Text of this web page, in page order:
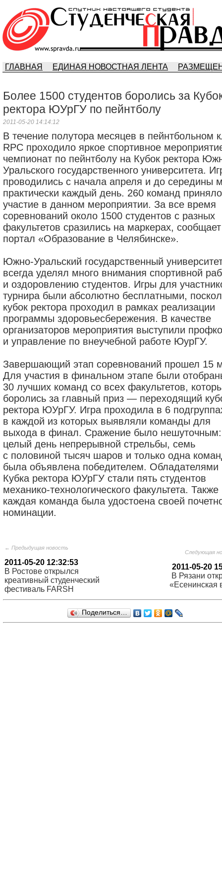
ГЛАВНАЯ ЕДИНАЯ НОВОСТНАЯ ЛЕНТА
Более 1500 студентов боролись за
ректора ЮУрГУ по пейнтболу
2011-05-20 14:14:12
В течение полутора месяцев в пейнтбольном
RPC проходило яркое спортивное
чемпионат по пейнтболу на Кубок ректора
Уральского государственного университета.
проводились с начала апреля и до середины
практически каждый день. 260 команд приняло
участие в данном мероприятии. За все время
соревнований около 1500 студентов с разных
факультетов сразились на маркерах, сообщает
портал «Образование в Челябинске».
Южно-Уральский государственный
всегда уделял много внимания спортивной
и оздоровлению студентов. Игры для
турнира были абсолютно бесплатными,
кубок ректора проходил в рамках реализации
программы здоровьесбережения. В качестве
организаторов мероприятия выступили
и управление по внеучебной работе ЮурГУ.
Завершающий этап соревнований прошел 15
Для участия в финальном этапе были
30 лучших команд со всех факультетов,
боролись за главный приз — переходящий
ректора ЮУрГУ. Игра проходила в 6
в каждой из которых выявляли команды для
выхода в финал. Сражение было нешуточным:
целый день непрерывной стрельбы, семь
с половиной тысяч шаров и только одна
была объявлена победителем. Обладателями
Кубка ректора ЮУрГУ стали пять студентов
механико-технологического факультета. Также
каждая команда была удостоена своей
номинации.
← Предыдущая новость
2011-05-20 12:32:53
В Ростове открылся
креативный студенческий
фестиваль FARSH
Следующая
2011-05-20
В Рязани
«Есенинская
Поделиться…